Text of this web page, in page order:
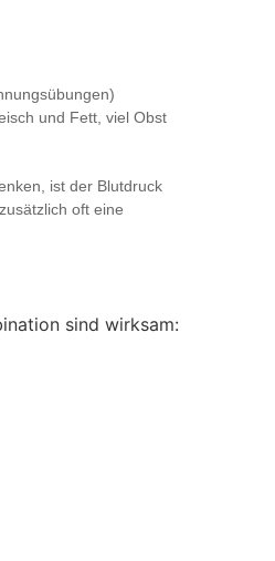
und Fett, viel Obst
ist der Blutdruck
oft eine
sind wirksam: